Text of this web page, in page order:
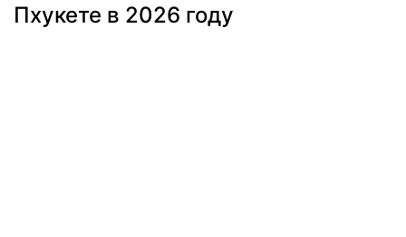
Пхукете в 2026 году